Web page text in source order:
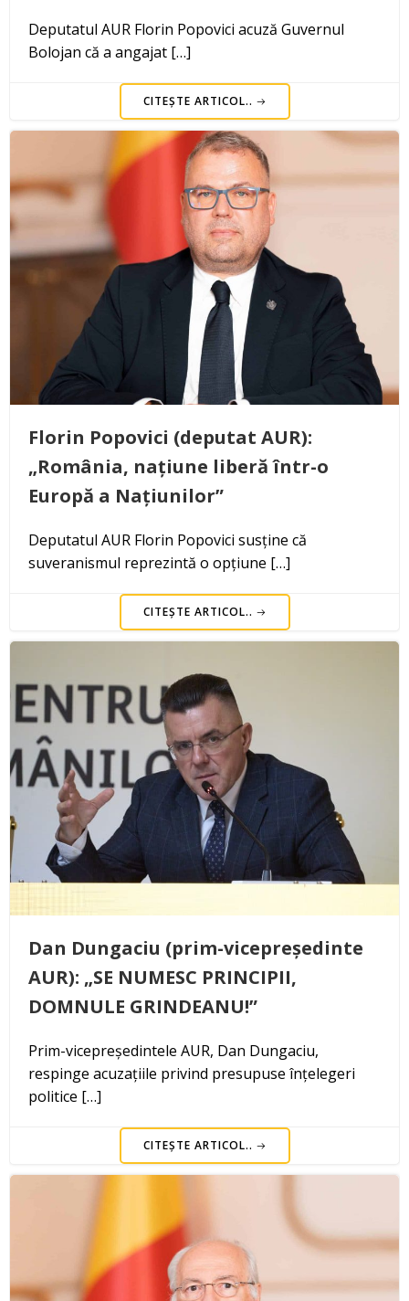
Deputatul AUR Florin Popovici acuză Guvernul
Bolojan că a angajat […]
CITEȘTE ARTICOL..
Florin Popovici (deputat AUR):
„România, națiune liberă într-o
Europă a Națiunilor”
Deputatul AUR Florin Popovici susține că
suveranismul reprezintă o opțiune […]
CITEȘTE ARTICOL..
Dan Dungaciu (prim-vicepreședinte
AUR): „SE NUMESC PRINCIPII,
DOMNULE GRINDEANU!”
Prim-vicepreședintele AUR, Dan Dungaciu,
respinge acuzațiile privind presupuse înțelegeri
politice […]
CITEȘTE ARTICOL..